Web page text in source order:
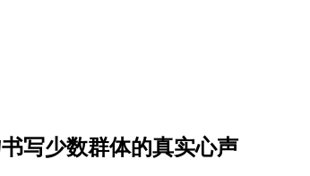
写少数群体的真实心声